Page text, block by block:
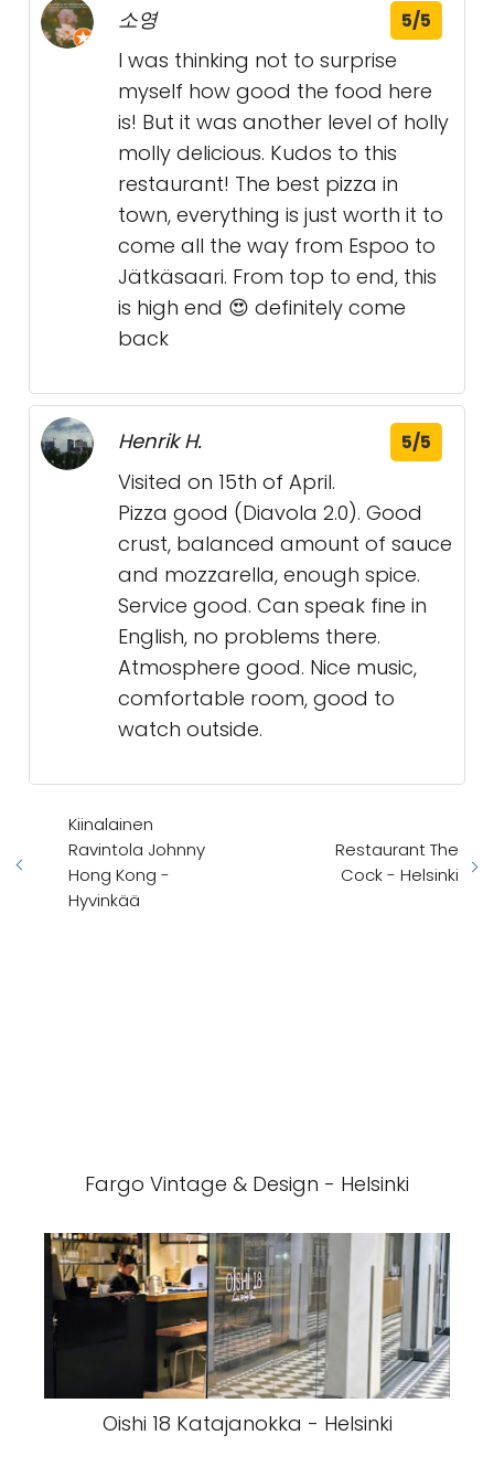
소영 5/5
I was thinking not to surprise
myself how good the food here
is! But it was another level of holly
molly delicious. Kudos to this
restaurant! The best pizza in
town, everything is just worth it to
come all the way from Espoo to
Jätkäsaari. From top to end, this
is high end 😍 definitely come
back
Henrik H. 5/5
Visited on 15th of April.
Pizza good (Diavola 2.0). Good
crust, balanced amount of sauce
and mozzarella, enough spice.
Service good. Can speak fine in
English, no problems there.
Atmosphere good. Nice music,
comfortable room, good to
watch outside.
Kiinalainen
Ravintola Johnny
Hong Kong -
Hyvinkää
Restaurant The
Cock - Helsinki
Fargo Vintage & Design - Helsinki
Oishi 18 Katajanokka - Helsinki